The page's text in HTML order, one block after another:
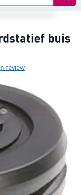
buis
review